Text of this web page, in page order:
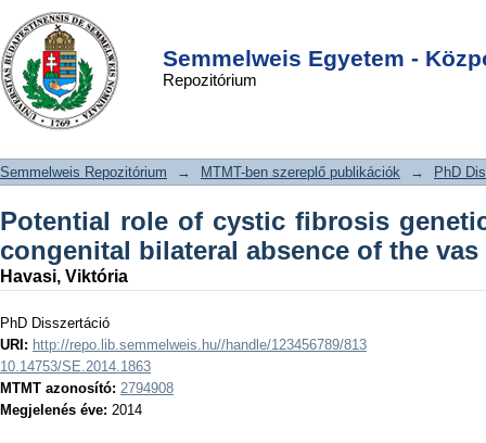
Semmelweis Egyetem -
Repozitórium
Potential role of cystic fibrosis genetic
modifier factors in congenital bilateral
absence of the vas deferens
DSpace/Manakin Repository
Semmelweis Repozitórium → MTMT-ben szereplő publikációk → PhD
Potential role of cystic fibrosis
congenital bilateral absence of the vas
Havasi, Viktória
PhD Disszertáció
URI: http://repo.lib.semmelweis.hu//handle/123456789/813
10.14753/SE.2014.1863
MTMT azonosító: 2794908
Megjelenés éve: 2014